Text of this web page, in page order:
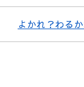
よかれ？わる